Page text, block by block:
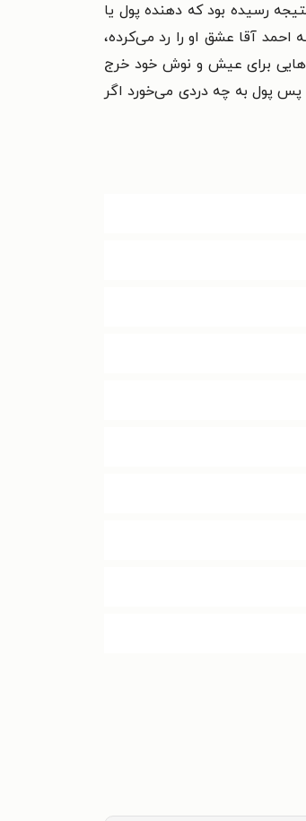
رسیده بود که دهنده پول یا
آقا عشق او را رد می‌کرده،
برای عیش و نوش خود خرج
پول به چه دردی می‌خورد اگر